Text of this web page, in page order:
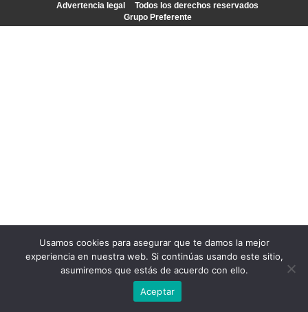
Usamos cookies para asegurar que te damos la mejor
experiencia en nuestra web. Si continúas usando este sitio,
asumiremos que estás de acuerdo con ello.
Aceptar
Advertencia legal
Todos los derechos reservados
Grupo Preferente